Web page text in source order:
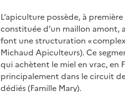
L’apiculture possède, à
constituée d’un maillon amont,
font une structuration «
Michaud Apiculteurs). Ce
qui achètent le miel en vrac, en
principalement dans le circuit
dédiés (Famille Mary).